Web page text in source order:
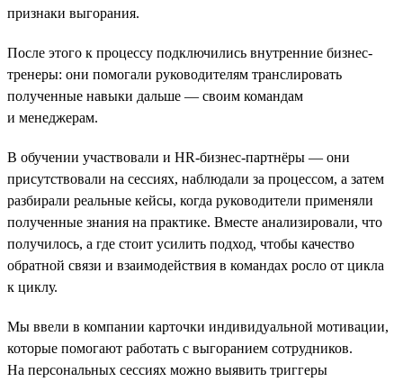
признаки выгорания.
После этого к процессу подключились внутренние бизнес-
тренеры: они помогали руководителям транслировать
полученные навыки дальше — своим командам
и менеджерам.
В обучении участвовали и HR-бизнес-партнёры — они
присутствовали на сессиях, наблюдали за процессом, а затем
разбирали реальные кейсы, когда руководители применяли
полученные знания на практике. Вместе анализировали, что
получилось, а где стоит усилить подход, чтобы качество
обратной связи и взаимодействия в командах росло от цикла
к циклу.
Мы ввели в компании карточки индивидуальной мотивации,
которые помогают работать с выгоранием сотрудников.
На персональных сессиях можно выявить триггеры